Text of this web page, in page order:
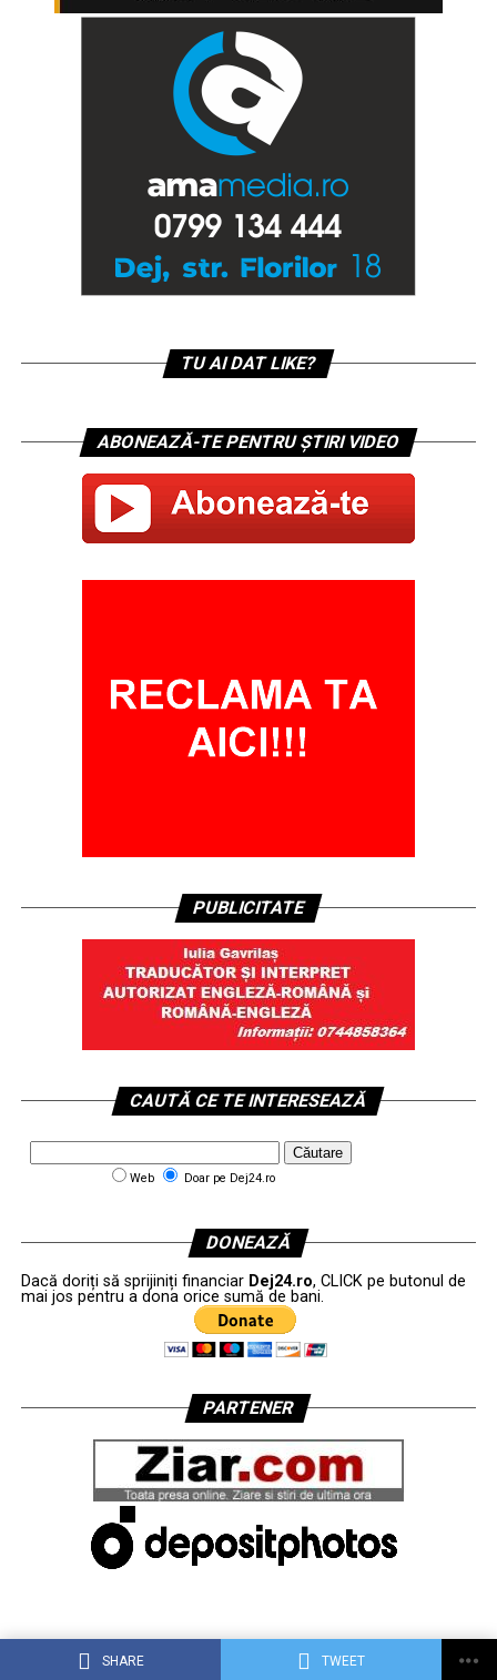
SHARE TWEET
TU AI DAT LIKE?
ABONEAZĂ-TE PENTRU ȘTIRI VIDEO
PUBLICITATE
CAUTĂ CE TE INTERESEAZĂ
Web Doar pe Dej24.ro
DONEAZĂ
Dacă doriți să sprijiniți financiar Dej24.ro, CLICK pe butonul de
mai jos pentru a dona orice sumă de bani.
PARTENER